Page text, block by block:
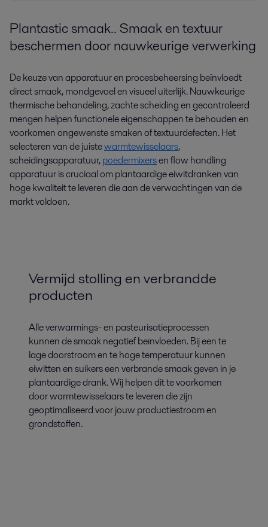
Plantastic smaak.. Smaak en textuur
beschermen door nauwkeurige verwerking
De keuze van apparatuur en procesbeheersing beïnvloedt
direct smaak, mondgevoel en visueel uiterlijk. Nauwkeurige
thermische behandeling, zachte scheiding en gecontroleerd
mengen helpen functionele eigenschappen te behouden en
voorkomen ongewenste smaken of textuurdefecten. Het
selecteren van de juistewarmtewisselaars,
scheidingsapparatuur,poedermixersen flow handling
apparatuur is cruciaal om plantaardige eiwitdranken van
hoge kwaliteit te leveren die aan de verwachtingen van de
markt voldoen.
Vermijd stolling en verbrandde
producten
Alle verwarmings- en pasteurisatieprocessen
kunnen de smaak negatief beïnvloeden. Bij een te
lage doorstroom en te hoge temperatuur kunnen
eiwitten en suikers een verbrande smaak geven in je
plantaardige drank. Wij helpen dit te voorkomen
door warmtewisselaars te leveren die zijn
geoptimaliseerd voor jouw productiestroom en
grondstoffen.